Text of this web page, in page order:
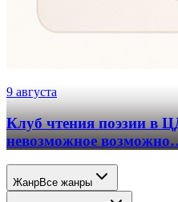
9 августа
Клуб чтения поэзии в
невозможное
ЖанрВсе жанры